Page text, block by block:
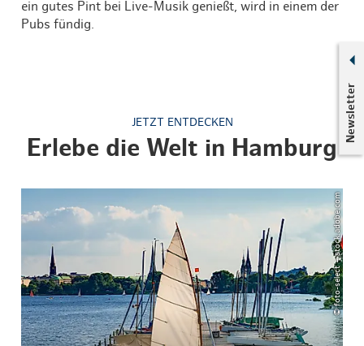
Newsletter
ein gutes Pint bei Live-Musik genießt, wird in einem der
Pubs fündig.
JETZT ENTDECKEN
Erlebe die Welt in Hamburg
© foto-select – stock.adobe.com